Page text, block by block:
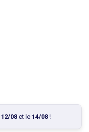
12/08et le 14/08!